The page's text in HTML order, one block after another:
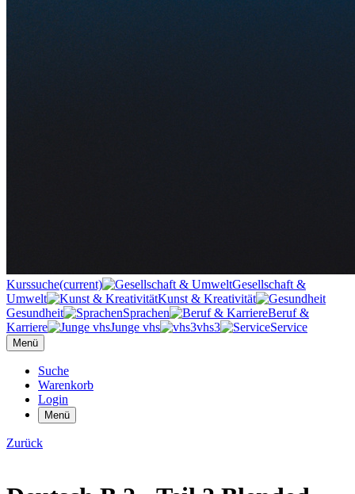
Kurssuche(current)
Gesellschaft &
Umwelt
Kunst & Kreativität
Gesundheit
Sprachen
Beruf &
Karriere
Junge vhs vhs3 Service
Menü
Suche
Warenkorb
Login
Menü
Zurück